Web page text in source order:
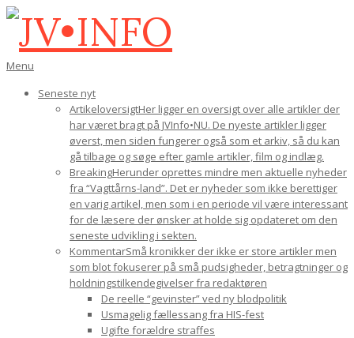
Gå
indhold
JV•INFO
Den
navigations-
Menu
Seneste nyt
ArtikeloversigtHer ligger en oversigt over alle artikler der
har været bragt på JVInfo•NU. De nyeste artikler ligger
øverst, men siden fungerer også som et arkiv, så du kan
gå tilbage og søge efter gamle artikler, film og indlæg.
BreakingHerunder oprettes mindre men aktuelle nyheder
fra “Vagttårns-land”. Det er nyheder som ikke berettiger
en varig artikel, men som i en periode vil være interessant
for de læsere der ønsker at holde sig opdateret om den
seneste udvikling i sekten.
KommentarSmå kronikker der ikke er store artikler men
som blot fokuserer på små pudsigheder, betragtninger og
holdningstilkendegivelser fra redaktøren
De reelle “gevinster” ved ny blodpolitik
Usmagelig fællessang fra HIS-fest
Ugifte forældre straffes